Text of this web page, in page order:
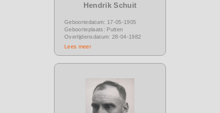
Hendrik Schuit
Geboortedatum: 17-05-1905
Geboorteplaats: Putten
Overlijdensdatum: 28-04-1982
Lees meer